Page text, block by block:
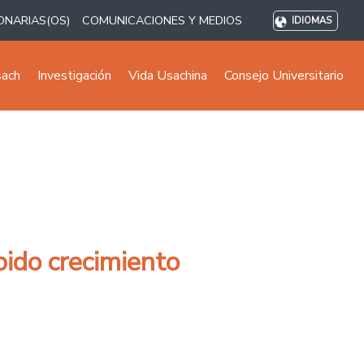
COMUNICACIONES Y MEDIOS IDIOMAS
Investigación Vida Usachina Consejo Universitario
crecimiento